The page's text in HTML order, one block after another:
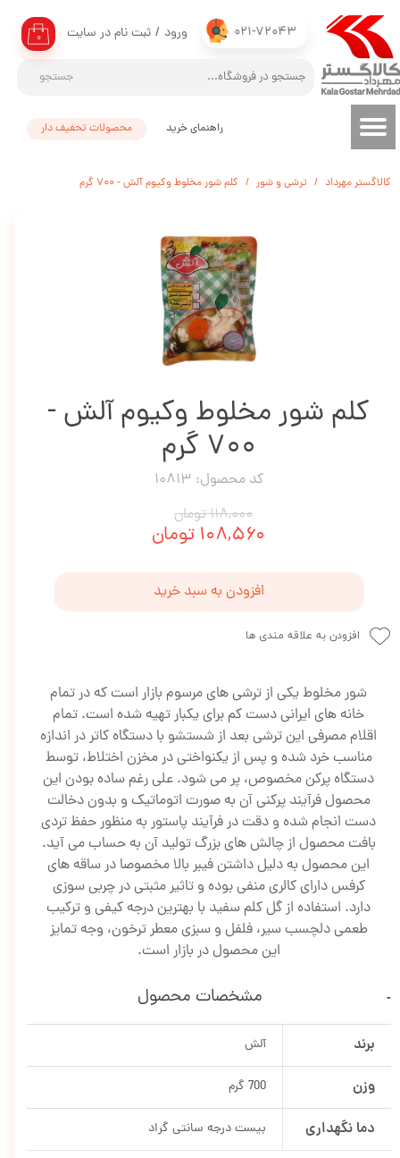
021-72043
جستجو
۰ ورود / ثبت نام در سایت
حساب کاربری من
تغییر گذر واژه
سفارشات
محصولات تحفیف دار راهنمای خرید
کالاگستر مهرداد ترشی و شور کلم شور مخلوط وکیوم آلش - 700 گرم
کلم شور مخلوط وکیوم آلش -
700 گرم
کد محصول: 10813
۱۱۸,۰۰۰ تومان
۱۰۸,۵۶۰ تومان
افزودن به سبد خرید
افزودن به علاقه مندی ها
شور مخلوط یکی از ترشی های مرسوم بازار است که در تمام
خانه های ایرانی دست کم برای یکبار تهیه شده است. تمام
اقلام مصرفی این ترشی بعد از شستشو با دستگاه کاتر در اندازه
مناسب خرد شده و پس از یکنواختی در مخزن اختلاط، توسط
دستگاه پرکن مخصوص، پر می شود. علی رغم ساده بودن این
محصول فرآیند پرکنی آن به صورت اتوماتیک و بدون دخالت
دست انجام شده و دقت در فرآیند پاستور به منظور حفظ تردی
بافت محصول از چالش های بزرگ تولید آن به حساب می آید.
این محصول به دلیل داشتن فیبر بالا مخصوصا در ساقه های
کرفس دارای کالری منفی بوده و تاثیر مثبتی در چربی سوزی
دارد. استفاده از گل کلم سفید با بهترین درجه کیفی و ترکیب
طعمی دلچسب سیر، فلفل و سبزی معطر ترخون، وجه تمایز
این محصول در بازار است.
مشخصات محصول
برند آلش
وزن 700 گرم
دما نگهداری بیست درجه سانتی گراد